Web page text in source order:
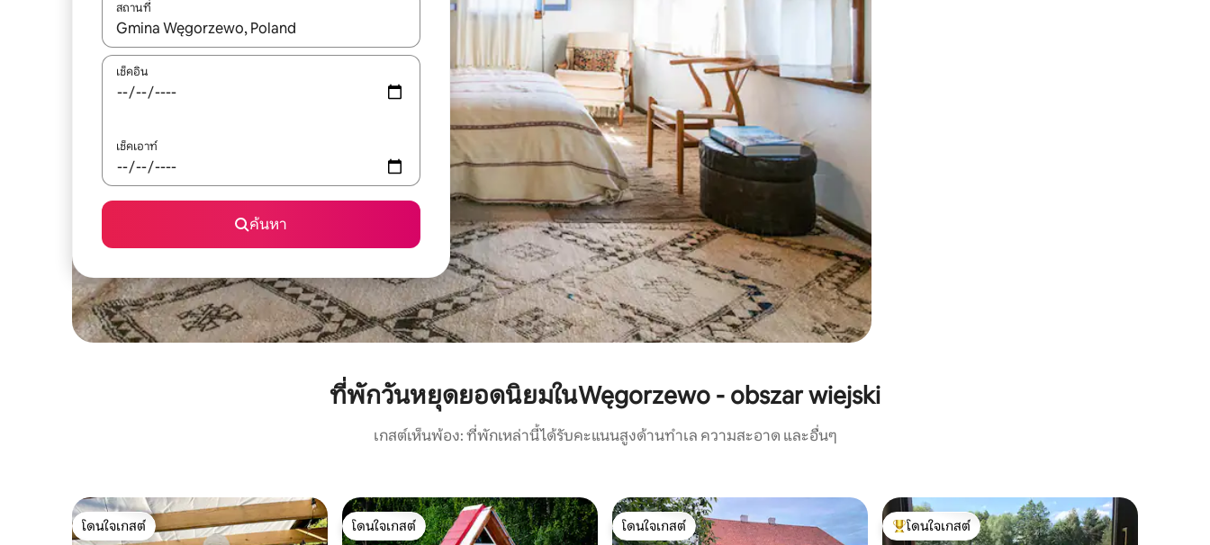
สถานที่
ใช้ลูกศรขึ้นลง หรือใช้การสัมผัสหรือปัด เพื่อสำรวจผลการค้นหา
เช็คอิน
เช็คเอาท์
ค้นหา
ที่พักวันหยุดยอดนิยมในWęgorzewo - obszar wiejski
เกสต์เห็นพ้อง: ที่พักเหล่านี้ได้รับคะแนนสูงด้านทำเล ความสะอาด และอื่นๆ
โดนใจเกสต์
โดนใจเกสต์
โดนใจเกสต์
โดนใจเกสต์
โดนใจเกสต์
โดนใจเกสต์
โดนใจเกสต์ที่สุด
โดนใจเกสต์